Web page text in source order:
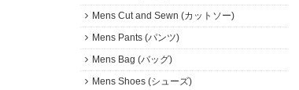
Mens Cut and Sewn (カットソー)
Mens Pants (パンツ)
Mens Bag (バッグ)
Mens Shoes (シューズ)